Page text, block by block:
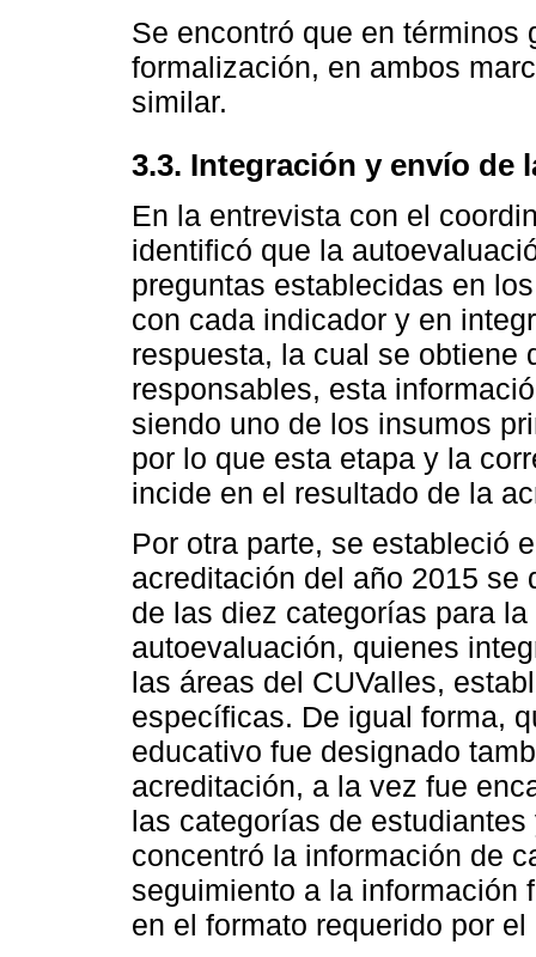
Se encontró que en términos
formalización, en ambos
similar.
3.3. Integración y envío de
En la entrevista con el
identificó que la
preguntas establecidas en
con cada indicador y en
respuesta, la cual se obtiene
responsables, esta
siendo uno de los insumos
por lo que esta etapa y la
incide en el resultado de la
Por otra parte, se estableció
acreditación del año 2015 se
de las diez categorías para
autoevaluación, quienes
las áreas del CUValles,
específicas. De igual forma,
educativo fue designado
acreditación, a la vez fue
las categorías de
concentró la información de
seguimiento a la información
en el formato requerido por